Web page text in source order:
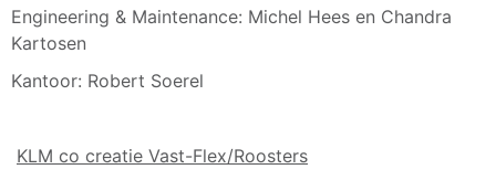
Engineering & Maintenance: Michel Hees en Chandra
Kartosen
Kantoor: Robert Soerel
KLM co creatie Vast-Flex/Roosters